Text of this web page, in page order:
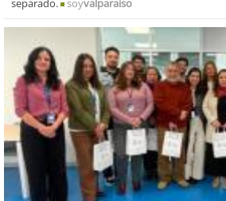
separado.
soyvalparaiso